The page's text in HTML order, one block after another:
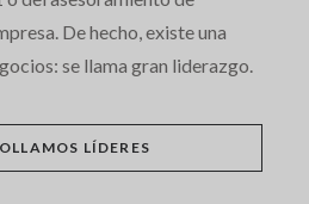
De hecho, existe una
se llama gran liderazgo.
LÍDERES